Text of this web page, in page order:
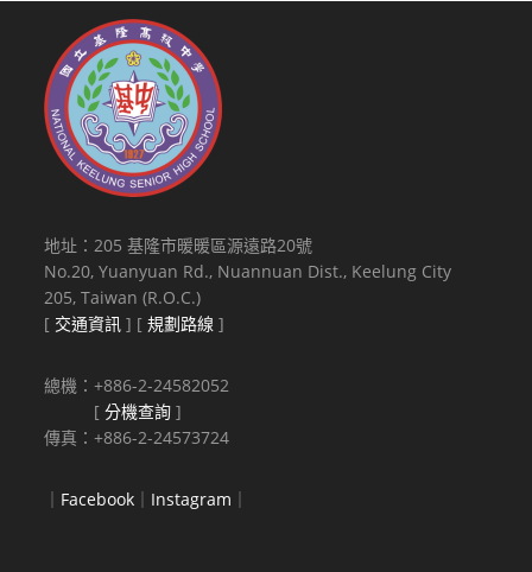
地址：205 基隆市暖暖區源遠路20號
No.20, Yuanyuan Rd., Nuannuan Dist., Keelung City
205, Taiwan (R.O.C.)
[ 交通資訊 ] [規劃路線 ]
總機：+886-2-24582052
[分機查詢 ]
傳真：+886-2-24573724
｜ Facebook ｜ Instagram ｜